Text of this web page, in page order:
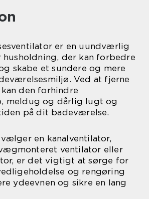
er en uundværlig
husholdning, der kan forbedre
skabe et sundere og mere
Ved at fjerne
den forhindre
meldug og dårlig lugt og
på dit badeværelse.
en kanalventilator,
ventilator eller
er det vigtigt at sørge for
og rengøring
ydeevnen og sikre en lang